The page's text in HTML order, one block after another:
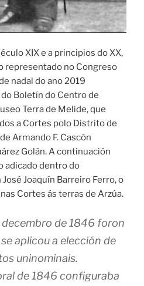
XIX e a principios do XX,
representado no Congreso
nadal do ano 2019
Boletín do Centro de
Terra de Melide, que
a Cortes polo Distrito de
Armando F. Cascón
Golán. A continuación
adicado dentro do
Joaquín Barreiro Ferro, o
Cortes ás terras de Arzúa.
de 1846 foron
aplicou a elección de
uninominais.
de 1846 configuraba